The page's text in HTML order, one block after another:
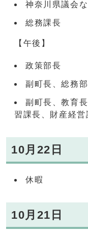
神奈川県議会
総務課長
【午後】
政策部長
副町長、総務
副町長、教育
習課長、財産経営
10月22日
休暇
10月21日